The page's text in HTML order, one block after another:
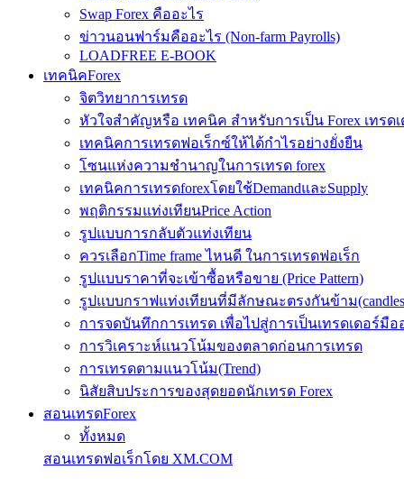
Swap Forex คืออะไร
ข่าวนอนฟาร์มคืออะไร (Non-farm Payrolls)
LOADFREE E-BOOK
เทคนิคForex
จิตวิทยาการเทรด
หัวใจสำคัญหรือ เทคนิค สำหรับการเป็น Forex เทรดเ
เทคนิคการเทรดฟอเร็กซ์ให้ได้กำไรอย่างยั่งยืน
โซนแห่งความชำนาญในการเทรด forex
เทคนิคการเทรดforexโดยใช้DemandและSupply
พฤติกรรมแท่งเทียนPrice Action
รูปแบบการกลับตัวแท่งเทียน
ควรเลือกTime frame ไหนดี ในการเทรดฟอเร็ก
รูปแบบราคาที่จะเข้าซื้อหรือขาย (Price Pattern)
รูปแบบกราฟแท่งเทียนที่มีลักษณะตรงกันข้าม
การจดบันทึกการเทรด เพื่อไปสู่การเป็นเทรดเดอร์มื
การวิเคราะห์แนวโน้มของตลาดก่อนการเทรด
การเทรดตามแนวโน้ม(Trend)
นิสัยสิบประการของสุดยอดนักเทรด Forex
สอนเทรดForex
ทั้งหมด
สอนเทรดฟอเร็กโดย XM.COM